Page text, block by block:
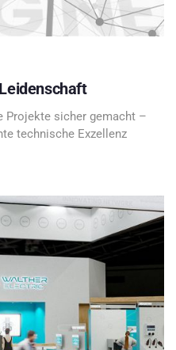
Projekte sicher gemacht –
technische Exzellenz